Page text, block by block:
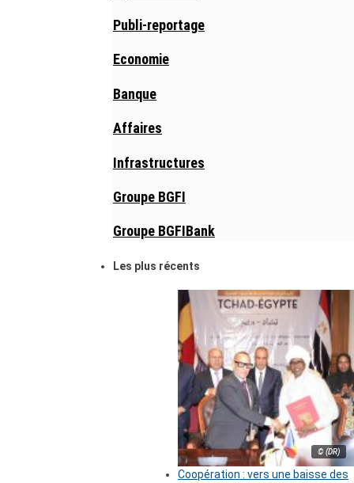
Publi-reportage
Economie
Banque
Affaires
Infrastructures
Groupe BGFI
Groupe BGFIBank
Les plus récents
© (DR)
Coopération : vers une baisse des